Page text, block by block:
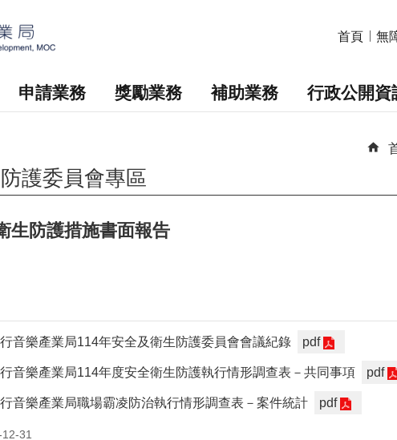
首頁 無
申請業務 獎勵業務 補助業務 行政公開資
護委員會專區
生防護措施書面報告
音樂產業局114年安全及衛生防護委員會會議紀錄 pdf
音樂產業局114年度安全衛生防護執行情形調查表－共同事項 pdf
音樂產業局職場霸凌防治執行情形調查表－案件統計 pdf
31